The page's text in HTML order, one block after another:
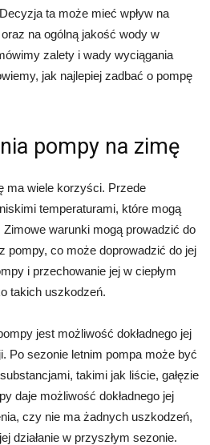
ta może mieć wpływ na
na ogólną jakość wody w
zalety i wady wyciągania
jak najlepiej zadbać o pompę
pompy na zimę
ma wiele korzyści. Przede
temperaturami, które mogą
warunki mogą prowadzić do
pompy, co może doprowadzić do jej
i przechowanie jej w ciepłym
takich uszkodzeń.
jest możliwość dokładnego jej
Po sezonie letnim pompa może być
takimi jak liście, gałęzie
daje możliwość dokładnego jej
czy nie ma żadnych uszkodzeń,
działanie w przyszłym sezonie.